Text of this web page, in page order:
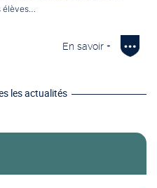
élèves…
En savoir +
les actualités